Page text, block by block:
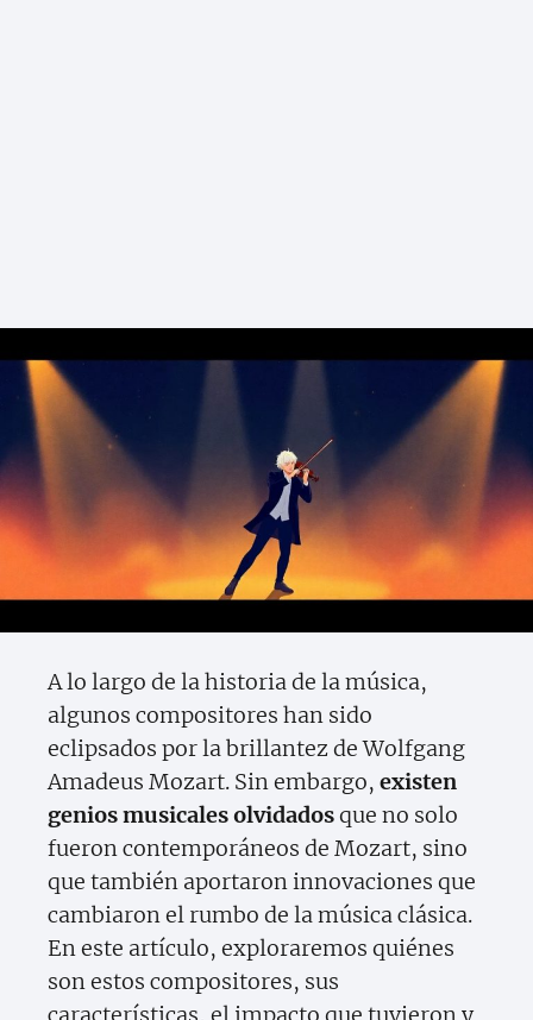
A lo largo de la historia de la música,
algunos compositores han sido
eclipsados por la brillantez de Wolfgang
Amadeus Mozart. Sin embargo, existen
genios musicales olvidadosque no solo
fueron contemporáneos de Mozart, sino
que también aportaron innovaciones que
cambiaron el rumbo de la música clásica.
En este artículo, exploraremos quiénes
son estos compositores, sus